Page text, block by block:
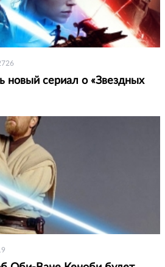
новый сериал о «Звездных